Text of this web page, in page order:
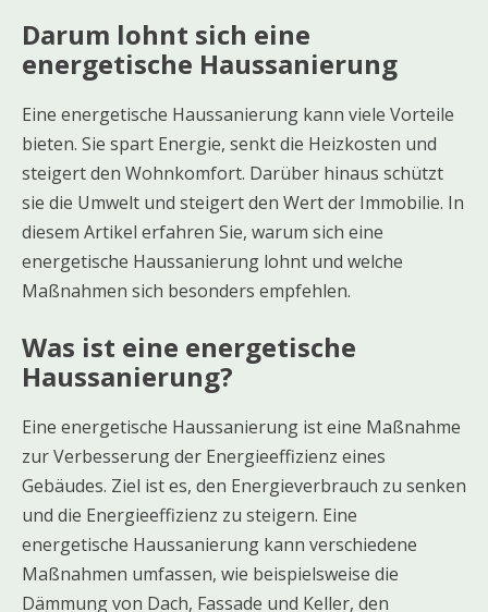
Darum lohnt sich eine
energetische Haussanierung
Eine energetische Haussanierung kann viele Vorteile
bieten. Sie spart Energie, senkt die Heizkosten und
steigert den Wohnkomfort. Darüber hinaus schützt
sie die Umwelt und steigert den Wert der Immobilie. In
diesem Artikel erfahren Sie, warum sich eine
energetische Haussanierung lohnt und welche
Maßnahmen sich besonders empfehlen.
Was ist eine energetische
Haussanierung?
Eine energetische Haussanierung ist eine Maßnahme
zur Verbesserung der Energieeffizienz eines
Gebäudes. Ziel ist es, den Energieverbrauch zu senken
und die Energieeffizienz zu steigern. Eine
energetische Haussanierung kann verschiedene
Maßnahmen umfassen, wie beispielsweise die
Dämmung von Dach, Fassade und Keller, den